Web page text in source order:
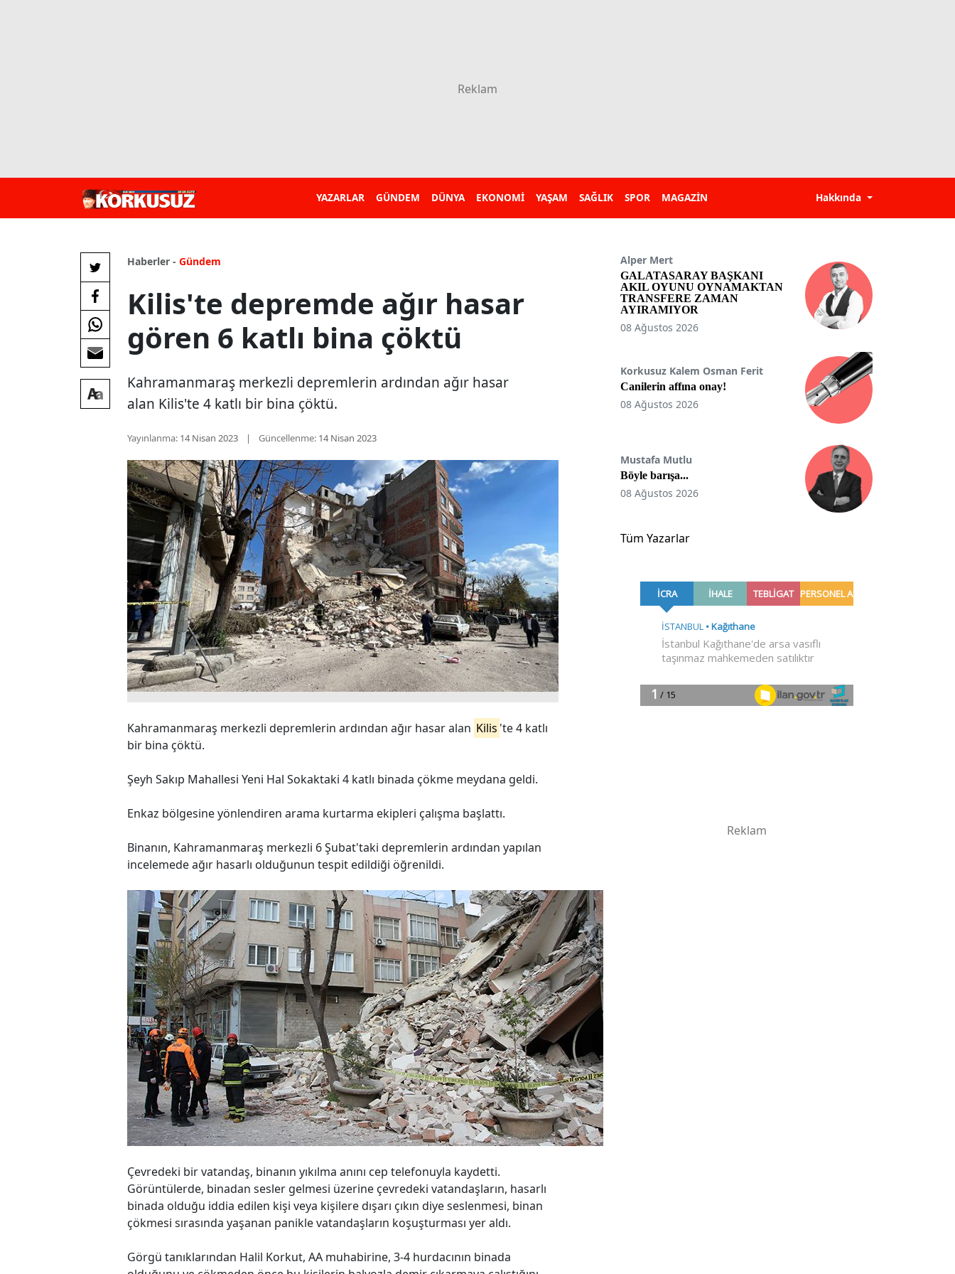
YAZARLAR GÜNDEM DÜNYA EKONOMİ YAŞAM SAĞLIK SPOR MAGAZİN Hakkında
Haberler - Gündem
Kilis'te depremde ağır hasar
gören 6 katlı bina çöktü
Kahramanmaraş merkezli depremlerin ardından ağır hasar
alan Kilis'te 4 katlı bir bina çöktü.
Yayınlanma: 14 Nisan 2023 Güncellenme: 14 Nisan 2023
Kahramanmaraş merkezli depremlerin ardından ağır hasar alan Kilis 'te 4 katlı
bir bina çöktü.
Şeyh Sakıp Mahallesi Yeni Hal Sokaktaki 4 katlı binada çökme meydana geldi.
Enkaz bölgesine yönlendiren arama kurtarma ekipleri çalışma başlattı.
Binanın, Kahramanmaraş merkezli 6 Şubat'taki depremlerin ardından yapılan
incelemede ağır hasarlı olduğunun tespit edildiği öğrenildi.
Çevredeki bir vatandaş, binanın yıkılma anını cep telefonuyla kaydetti.
Görüntülerde, binadan sesler gelmesi üzerine çevredeki vatandaşların, hasarlı
binada olduğu iddia edilen kişi veya kişilere dışarı çıkın diye seslenmesi, binan
çökmesi sırasında yaşanan panikle vatandaşların koşuşturması yer aldı.
Görgü tanıklarından Halil Korkut, AA muhabirine, 3-4 hurdacının binada
Alper Mert
GALATASARAY BAŞKANI
AKIL OYUNU OYNAMAKTAN
TRANSFERE ZAMAN
AYIRAMIYOR
08 Ağustos 2026
Korkusuz Kalem Osman Ferit
Canilerin affına onay!
08 Ağustos 2026
Mustafa Mutlu
Böyle barışa...
08 Ağustos 2026
Tüm Yazarlar